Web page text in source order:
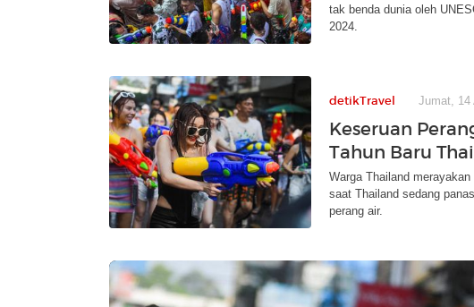
tak benda dunia oleh
2024.
detikTravel Jumat, 14
Keseruan
Tahun Baru
Warga Thailand
saat Thailand sedang
perang air.